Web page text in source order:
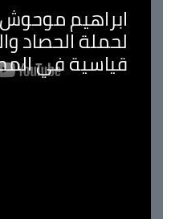
ابراهيم
لحملة الحصاد
قياسية في